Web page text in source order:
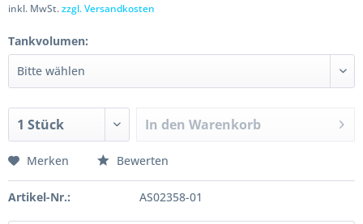
inkl. MwSt.zzgl. Versandkosten
Tankvolumen:
In den Warenkorb
Merken Bewerten
Artikel-Nr.: AS02358-01